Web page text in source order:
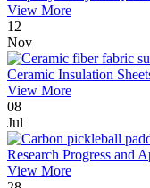
View More
12
Nov
Ceramic Insulation
View More
08
Jul
Research Progress and
View More